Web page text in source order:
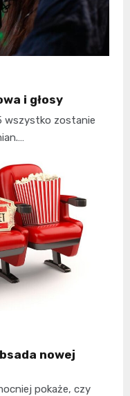
i głosy
wszystko zostanie
nowej
pokaże, czy